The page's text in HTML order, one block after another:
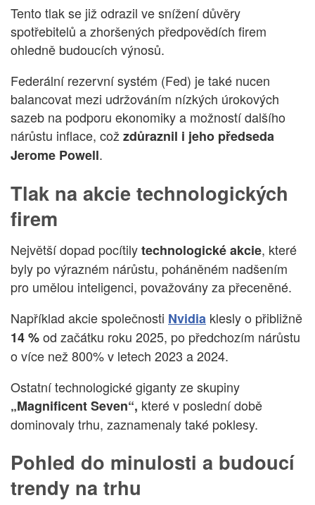
Tento tlak se již odrazil ve snížení důvěry
spotřebitelů a zhoršených předpovědích firem
ohledně budoucích výnosů.
Federální rezervní systém (Fed) je také nucen
balancovat mezi udržováním nízkých úrokových
sazeb na podporu ekonomiky a možností dalšího
nárůstu inflace, což zdůraznil i jeho předseda
Jerome Powell.
Tlak na akcie technologických
firem
Největší dopad pocítilytechnologické akcie, které
byly po výrazném nárůstu, poháněném nadšením
pro umělou inteligenci, považovány za přeceněné.
Například akcie společnosti Nvidia klesly o přibližně
14 %od začátku roku 2025, po předchozím nárůstu
o více než 800% v letech 2023 a 2024.
Ostatní technologické giganty ze skupiny
„Magnificent Seven“, které v poslední době
dominovaly trhu, zaznamenaly také poklesy.
Pohled do minulosti a budoucí
trendy na trhu